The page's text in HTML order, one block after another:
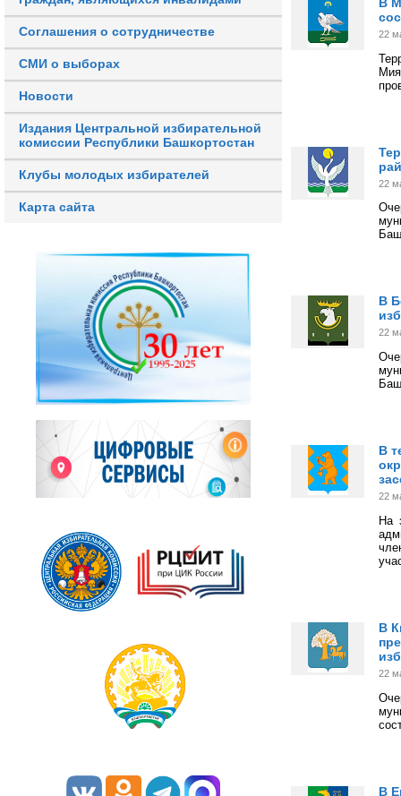
Соглашения о сотрудничестве
СМИ о выборах
Новости
Издания Центральной избирательной
комиссии Республики Башкортостан
Клубы молодых избирателей
Карта сайта
22
22
В
22
В
22
На
В
22
В